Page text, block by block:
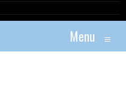
Menu ≡